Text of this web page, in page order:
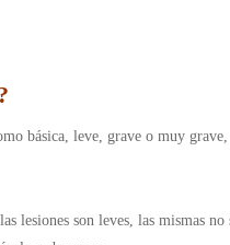
básica, leve, grave o muy
lesiones son leves, las mismas